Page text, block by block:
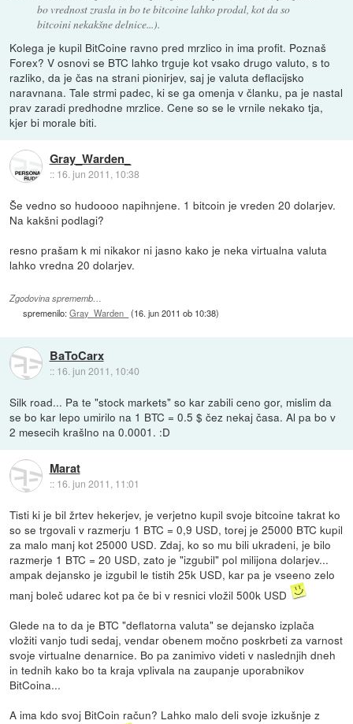
bo vrednost zrasla in bo te bitcoine lahko prodal, kot da so
bitcoini nekakšne delnice...).
Kolega je kupil BitCoine ravno pred mrzlico in ima profit. Poznaš
Forex? V osnovi se BTC lahko trguje kot vsako drugo valuto, s to
razliko, da je čas na strani pionirjev, saj je valuta deflacijsko
naravnana. Tale strmi padec, ki se ga omenja v članku, pa je nastal
prav zaradi predhodne mrzlice. Cene so se le vrnile nekako tja,
kjer bi morale biti.
Gray_Warden_
:: 16. jun 2011, 10:38
Še vedno so hudoooo napihnjene. 1 bitcoin je vreden 20 dolarjev.
Na kakšni podlagi?
resno prašam k mi nikakor ni jasno kako je neka virtualna valuta
lahko vredna 20 dolarjev.
Zgodovina sprememb…
spremenilo:Gray_Warden_ (16. jun 2011 ob 10:38)
BaToCarx
:: 16. jun 2011, 10:40
Silk road... Pa te "stock markets" so kar zabili ceno gor, mislim da
se bo kar lepo umirilo na 1 BTC = 0.5 $ čez nekaj časa. Al pa bo v
2 mesecih krašlno na 0.0001. :D
Marat
:: 16. jun 2011, 11:01
Tisti ki je bil žrtev hekerjev, je verjetno kupil svoje bitcoine takrat ko
so se trgovali v razmerju 1 BTC = 0,9 USD, torej je 25000 BTC kupil
za malo manj kot 25000 USD. Zdaj, ko so mu bili ukradeni, je bilo
razmerje 1 BTC = 20 USD, zato je "izgubil" pol milijona dolarjev...
ampak dejansko je izgubil le tistih 25k USD, kar pa je vseeno zelo
manj boleč udarec kot pa če bi v resnici vložil 500k USD
Glede na to da je BTC "deflatorna valuta" se dejansko izplača
vložiti vanjo tudi sedaj, vendar obenem močno poskrbeti za varnost
svoje virtualne denarnice. Bo pa zanimivo videti v naslednjih dneh
in tednih kako bo ta kraja vplivala na zaupanje uporabnikov
BitCoina...
A ima kdo svoj BitCoin račun? Lahko malo deli svoje izkušnje z